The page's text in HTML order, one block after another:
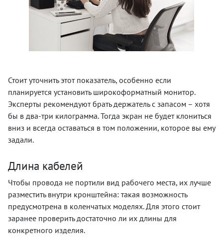
Стоит уточнить этот показатель, особенно если
планируется установить широкоформатный монитор.
Эксперты рекомендуют брать держатель с запасом – хотя
бы в два-три килограмма. Тогда экран не будет клониться
вниз и всегда оставаться в том положении, которое вы ему
задали.
Длина кабелей
Чтобы провода не портили вид рабочего места, их лучше
разместить внутри кронштейна: такая возможность
предусмотрена в коленчатых моделях. Для этого стоит
заранее проверить достаточно ли их длины для
конкретного изделия.